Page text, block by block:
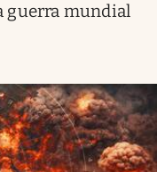
guerra mundial